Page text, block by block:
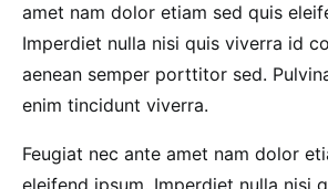
amet nam dolor etiam sed quis
Imperdiet nulla nisi quis viverra id
aenean semper porttitor sed.
enim tincidunt viverra.
Feugiat nec ante amet nam dolor
eleifend ipsum. Imperdiet nulla nisi